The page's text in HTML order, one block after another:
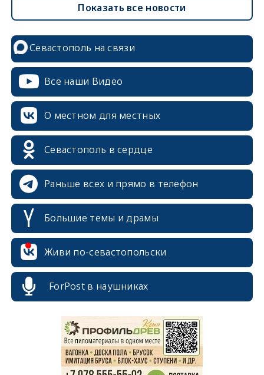
Показать все новости
Севастополь на связи
Все наши Видео
О местном для местных
Севастополь в сердце
Раньше всех и прямо в телефон
Большие темы и драмы
Живи по-севастопольски
ForPost в наушниках